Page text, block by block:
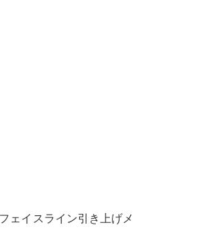
ェイスライン引き上げメ